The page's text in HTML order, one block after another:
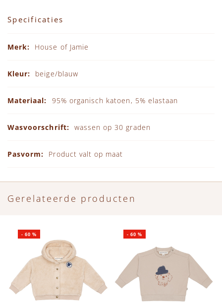
Specificaties
House of Jamie
beige/blauw
95% organisch katoen, 5% elastaan
wassen op 30 graden
Product valt op maat
Gerelateerde producten
-60 % -60 %